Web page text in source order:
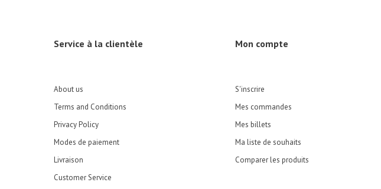
Service à la clientèle
About us
Terms and Conditions
Privacy Policy
Modes de paiement
Livraison
Customer Service
Mon compte
S'inscrire
Mes commandes
Mes billets
Ma liste de souhaits
Comparer les produits